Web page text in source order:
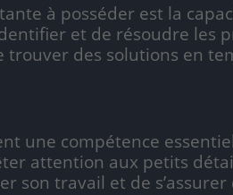
à posséder est la
et de résoudre
des solutions en
une compétence
attention aux petits
son travail et de